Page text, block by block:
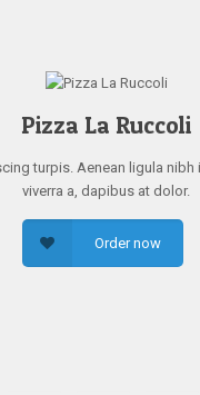
Pizza La Ruccoli
turpis. Aenean ligula nibh
viverra a, dapibus at dolor.
Order now